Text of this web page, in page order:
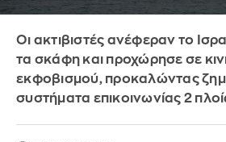
Οι ακτιβιστές ανέφεραν το
τα σκάφη και προχώρησε σε
εκφοβισμού, προκαλώντας
συστήματα επικοινωνίας 2